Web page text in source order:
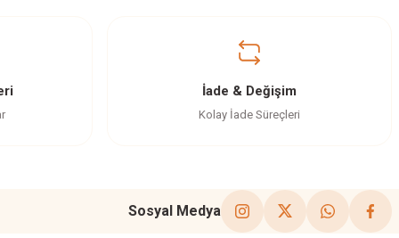
İade & Değişim
Kolay İade Süreçleri
Sosyal Medya